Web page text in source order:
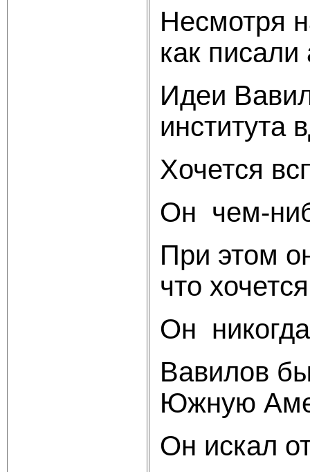
Несмотря
как
Идеи
института
Хочется
Он чем-
При этом
что
Он
Вавилов
Южную
Он искал